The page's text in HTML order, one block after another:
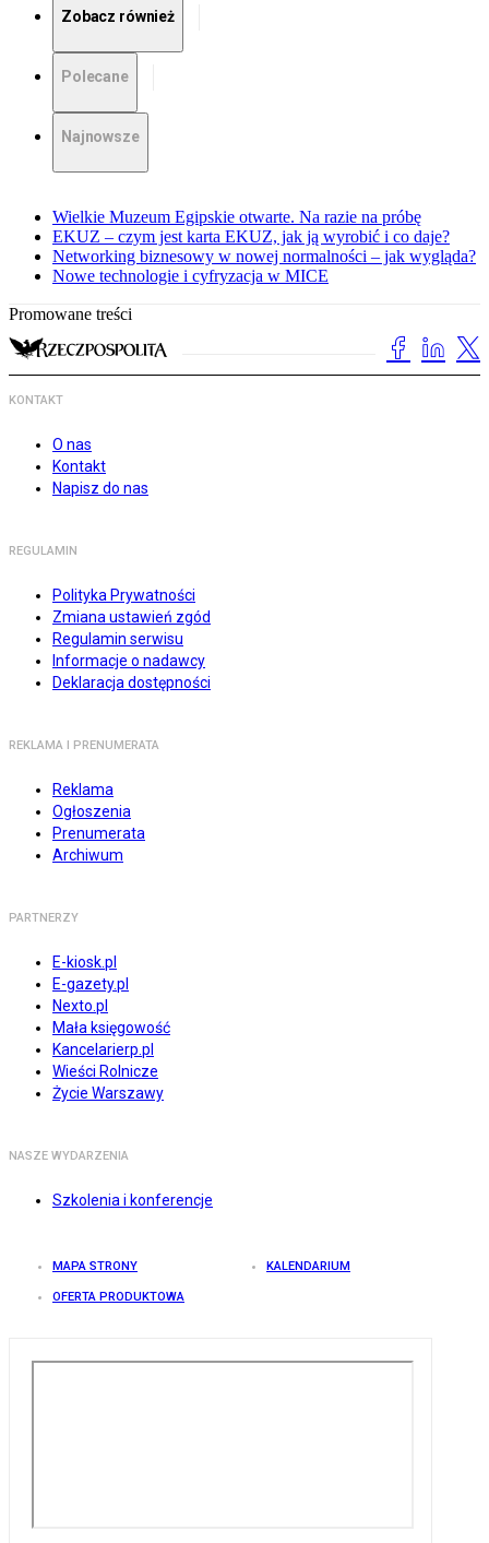
Zobacz również
Polecane
Najnowsze
Wielkie Muzeum Egipskie otwarte. Na razie na próbę
EKUZ – czym jest karta EKUZ, jak ją wyrobić i co daje?
Networking biznesowy w nowej normalności – jak wygląda?
Nowe technologie i cyfryzacja w MICE
Promowane treści
KONTAKT
O nas
Kontakt
Napisz do nas
REGULAMIN
Polityka Prywatności
Zmiana ustawień zgód
Regulamin serwisu
Informacje o nadawcy
Deklaracja dostępności
REKLAMA I PRENUMERATA
Reklama
Ogłoszenia
Prenumerata
Archiwum
PARTNERZY
E-kiosk.pl
E-gazety.pl
Nexto.pl
Mała księgowość
Kancelarierp.pl
Wieści Rolnicze
Życie Warszawy
NASZE WYDARZENIA
Szkolenia i konferencje
MAPA STRONY KALENDARIUM
OFERTA PRODUKTOWA